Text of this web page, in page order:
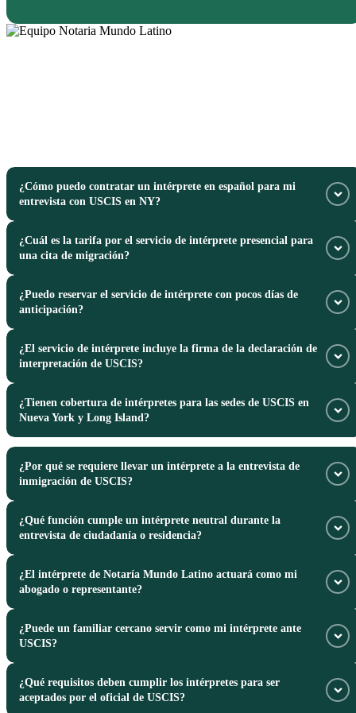
¿Cómo puedo contratar un intérprete en español para mi
entrevista con USCIS en NY?
Llama urgentemente al 347-695-3116 o visítanos en 3103 51st Street,
Woodside, Queens, NY para agendar a tu intérprete certificado.
¿Cuál es la tarifa por el servicio de intérprete presencial para
una cita de migración?
Las tarifas se definen en función de la duración de la cita y la ubicación
de las oficinas de USCIS. Solicita una cotización llamando hoy mismo.
¿Puedo reservar el servicio de intérprete con pocos días de
anticipación?
Sí, ofrecemos disponibilidad para agendar tu intérprete de forma
prioritaria de acuerdo con la fecha señalada en tu carta de cita de USCIS.
¿El servicio de intérprete incluye la firma de la declaración de
interpretación de USCIS?
Sí, nuestro intérprete completa y firma los formularios de certificación
exigidos por USCIS confirmando la traducción precisa e imparcial.
¿Tienen cobertura de intérpretes para las sedes de USCIS en
Nueva York y Long Island?
presencial en las distintas sedes migratorias del área metropolitana de
¿Por qué se requiere llevar un intérprete a la entrevista de
inmigración de USCIS?
Si no dominas el idioma inglés con fluidez, USCIS exige que asistas con
un intérprete calificado para asegurar la comunicación durante tu
¿Qué función cumple un intérprete neutral durante la
entrevista de ciudadanía o residencia?
El intérprete traduce fiel e imparcialmente cada pregunta del oficial de
migración y cada respuesta dada por el solicitante, sin alterar la
¿El intérprete de Notaría Mundo Latino actuará como mi
abogado o representante?
No. El intérprete brinda asistencia exclusivamente lingüística. Notaría
Mundo Latino no ofrece representación jurídica ni asesoramiento legal de
¿Puede un familiar cercano servir como mi intérprete ante
USCIS?
USCIS suele desaconsejar o restringir que familiares directos actúen
como intérpretes en ciertas entrevistas para evitar conflictos de interés o
¿Qué requisitos deben cumplir los intérpretes para ser
aceptados por el oficial de USCIS?